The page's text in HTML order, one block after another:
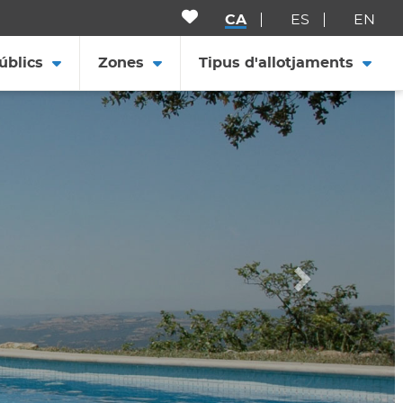
Següent
Zones Tipus d'allotjaments
CA ES EN